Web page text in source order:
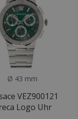
Ø 43 mm
VEZ900121
Logo Uhr